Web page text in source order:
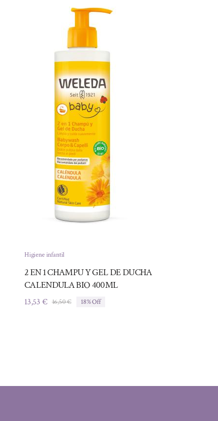
Higiene infantil
2 EN 1 CHAMPU Y GEL DE DUCHA
CALENDULA BIO 400ML
16,50€El
13,53 €
El
18% Off